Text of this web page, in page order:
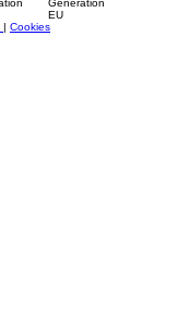
| Cookies